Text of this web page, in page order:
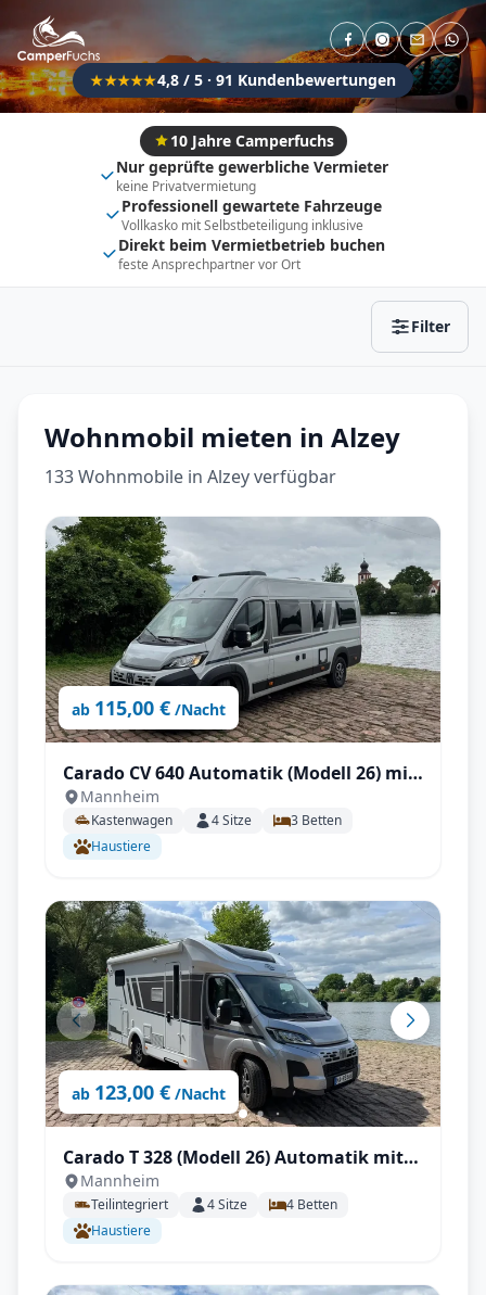
★★★★★4,8 / 5 · 91 Kundenbewertungen
10 Jahre Camperfuchs
Nur geprüfte gewerbliche Vermieter
keine Privatvermietung
Professionell gewartete Fahrzeuge
Vollkasko mit Selbstbeteiligung inklusive
Direkt beim Vermietbetrieb buchen
feste Ansprechpartner vor Ort
Filter
Flexibel (±3 Tage) Anhängerkupplung
Fahrzeugtyp
Vollintegriert Kastenwagen
Alkoven Teil-Integriert
Wohnwagen
Wohnmobil mieten in Alzey
133 Wohnmobile in Alzey verfügbar
ab 115,00 € /Nacht
Carado CV 640 Automatik (Modell 26) mit
Längstbetten, Fahrradträger
Mannheim
Kastenwagen 4Sitze 3 Betten
Haustiere
ab 123,00 € /Nacht
Carado T 328 (Modell 26) Automatik mit
Längstbetten, Fahrradträger, SAT & TV
Mannheim
Teilintegriert 4Sitze 4 Betten
Haustiere